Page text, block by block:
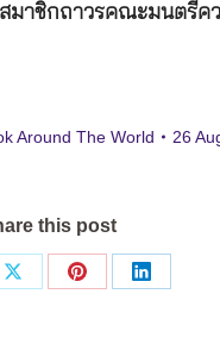
มาชิกถาวรคณะมนต
Around The World 26
this post
Share
Share
Share